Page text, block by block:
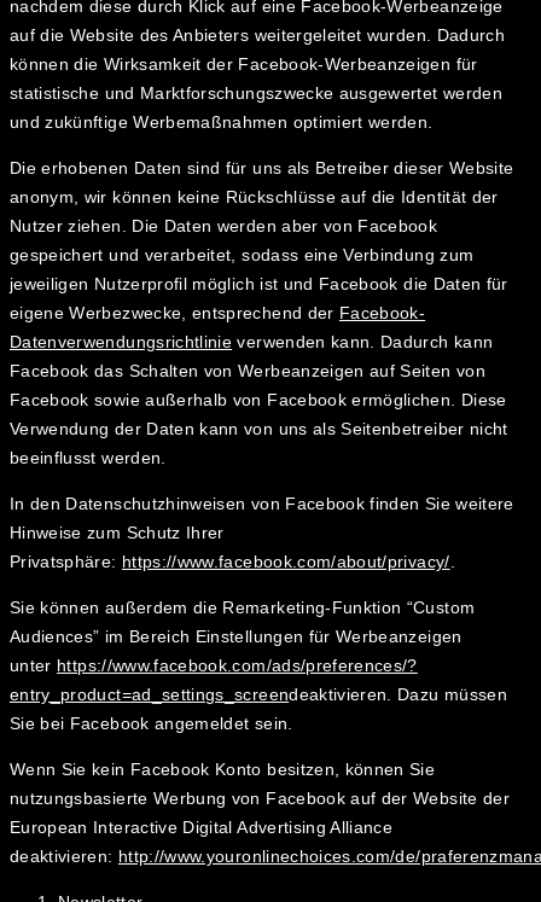
nachdem diese durch Klick auf eine Facebook-Werbeanzeige
auf die Website des Anbieters weitergeleitet wurden. Dadurch
können die Wirksamkeit der Facebook-Werbeanzeigen für
statistische und Marktforschungszwecke ausgewertet werden
und zukünftige Werbemaßnahmen optimiert werden.
Die erhobenen Daten sind für uns als Betreiber dieser Website
anonym, wir können keine Rückschlüsse auf die Identität der
Nutzer ziehen. Die Daten werden aber von Facebook
gespeichert und verarbeitet, sodass eine Verbindung zum
jeweiligen Nutzerprofil möglich ist und Facebook die Daten für
eigene Werbezwecke, entsprechend der Facebook-
Datenverwendungsrichtlinie verwenden kann. Dadurch kann
Facebook das Schalten von Werbeanzeigen auf Seiten von
Facebook sowie außerhalb von Facebook ermöglichen. Diese
Verwendung der Daten kann von uns als Seitenbetreiber nicht
beeinflusst werden.
In den Datenschutzhinweisen von Facebook finden Sie weitere
Hinweise zum Schutz Ihrer
Privatsphäre: https://www.facebook.com/about/privacy/
Sie können außerdem die Remarketing-Funktion “Custom
Audiences” im Bereich Einstellungen für Werbeanzeigen
unter https://www.facebook.com/ads/preferences/?
entry_product=ad_settings_screendeaktivieren. Dazu müssen
Sie bei Facebook angemeldet sein.
Wenn Sie kein Facebook Konto besitzen, können Sie
nutzungsbasierte Werbung von Facebook auf der Website der
European Interactive Digital Advertising Alliance
deaktivieren: http://www.youronlinechoices.com/de/